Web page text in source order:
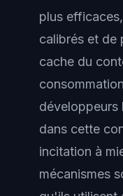
plus
calibrés et de
cache du
développeurs
dans cette
incitation à
mécanismes